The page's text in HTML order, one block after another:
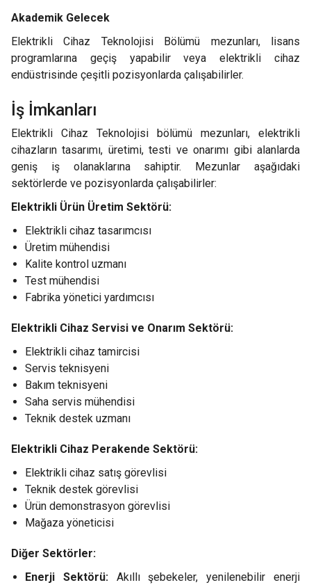
Akademik Gelecek
Elektrikli Cihaz Teknolojisi Bölümü mezunları, lisans
programlarına geçiş yapabilir veya elektrikli cihaz
endüstrisinde çeşitli pozisyonlarda çalışabilirler.
İş İmkanları
Elektrikli Cihaz Teknolojisi bölümü mezunları, elektrikli
cihazların tasarımı, üretimi, testi ve onarımı gibi alanlarda
geniş iş olanaklarına sahiptir. Mezunlar aşağıdaki
sektörlerde ve pozisyonlarda çalışabilirler:
Elektrikli Ürün Üretim Sektörü:
Elektrikli cihaz tasarımcısı
Üretim mühendisi
Kalite kontrol uzmanı
Test mühendisi
Fabrika yönetici yardımcısı
Elektrikli Cihaz Servisi ve Onarım Sektörü:
Elektrikli cihaz tamircisi
Servis teknisyeni
Bakım teknisyeni
Saha servis mühendisi
Teknik destek uzmanı
Elektrikli Cihaz Perakende Sektörü:
Elektrikli cihaz satış görevlisi
Teknik destek görevlisi
Ürün demonstrasyon görevlisi
Mağaza yöneticisi
Diğer Sektörler:
Enerji Sektörü:Akıllı şebekeler, yenilenebilir enerji